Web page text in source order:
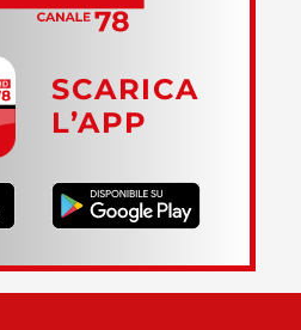
SCARICA
L’APP